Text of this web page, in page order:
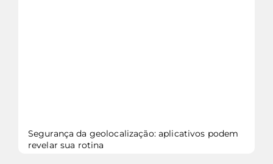
Segurança da geolocalização: aplicativos podem
revelar sua rotina